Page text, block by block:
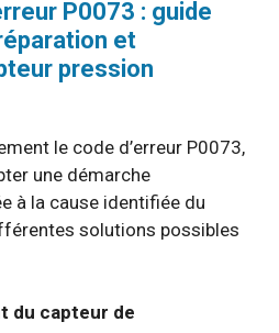
P0073 : guide
et
pression
le code d’erreur P0073,
une démarche
à la cause identifiée du
solutions possibles
du capteur de